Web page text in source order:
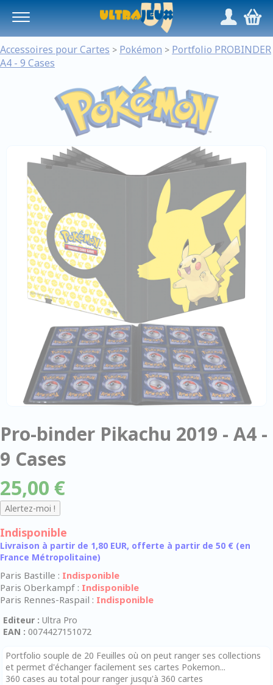
/,
Accessoires pour Cartes > Pokémon > Portfolio PROBINDER
A4 - 9 Cases
Pro-binder Pikachu 2019 - A4 -
9 Cases
25,00 €
Indisponible
Livraison à partir de 1,80 EUR, offerte à partir de 50 € (en
France Métropolitaine)
Paris Bastille : Indisponible
Paris Oberkampf : Indisponible
Paris Rennes-Raspail : Indisponible
Editeur : Ultra Pro
EAN : 0074427151072
Portfolio souple de 20 Feuilles où on peut ranger ses collections
et permet d'échanger facilement ses cartes Pokemon...
360 cases au total pour ranger jusqu'à 360 cartes